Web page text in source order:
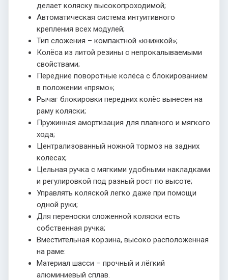
делает коляску высокопроходимой;
Автоматическая система интуитивного
крепления всех модулей;
Тип сложения – компактной «книжкой»;
Колёса из литой резины с непрокалываемыми
свойствами;
Передние поворотные колёса с блокированием
в положении «прямо»;
Рычаг блокировки передних колёс вынесен на
раму коляски;
Пружинная амортизация для плавного и мягкого
хода;
Централизованный ножной тормоз на задних
колёсах;
Цельная ручка с мягкими удобными накладками
и регулировкой под разный рост по высоте;
Управлять коляской легко даже при помощи
одной руки;
Для переноски сложенной коляски есть
собственная ручка;
Вместительная корзина, высоко расположенная
на раме:
Материал шасси – прочный и лёгкий
алюминиевый сплав.